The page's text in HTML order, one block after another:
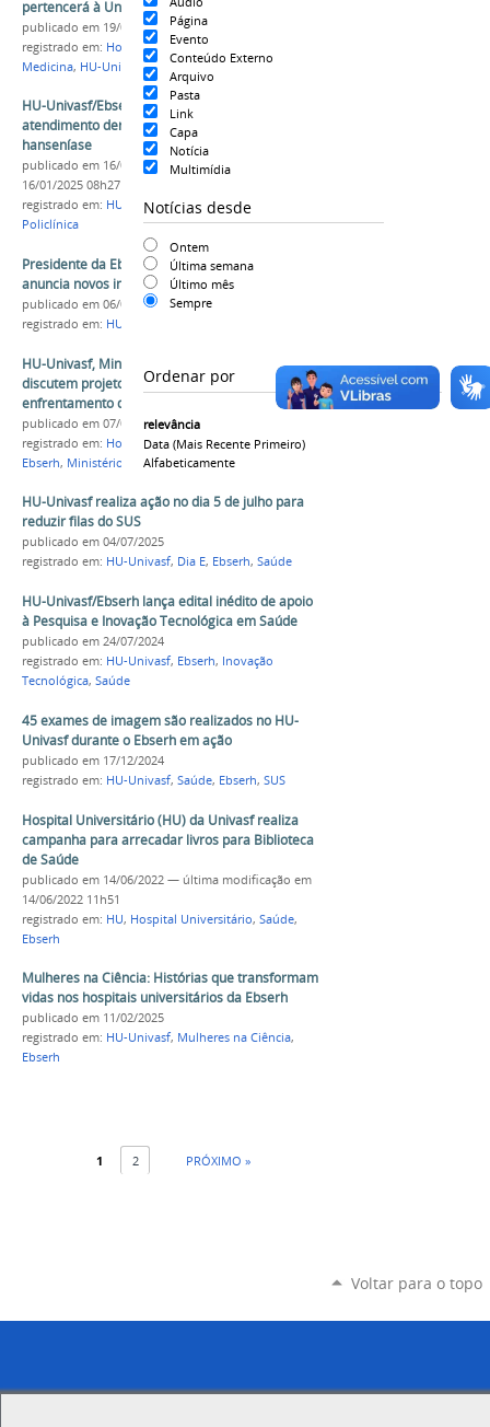
Página
Evento
Conteúdo Externo
Arquivo
Pasta
Link
Capa
Notícia
Multimídia
Notícias desde
Ontem
Última semana
Último mês
Sempre
Ordenar por
relevância
Data (mais Recente Primeiro)
Alfabeticamente
pertencerá à Univasf e terá gestão da Ebserh
publicado em 19/06/2024
registrado em: Hospital Universitário
Medicina, HU-Univasf,Ebserh
HU-Univasf/Ebserh realizará mutirão de
atendimento dermatológico para detecção da
hanseníase
publicado em 16/01/2025 — última modificação
16/01/2025 08h27
registrado em: HU-Univasf,Ebserh,Janeiro Roxo
Policlínica
Presidente da Ebserh visita HU-Univasf e
anuncia novos investimentos para a instituição
publicado em 06/02/2026
registrado em: HU-Univasf
HU-Univasf, Ministério da Saúde e Ebserh
discutem projetos para melhoria de fluxos e
enfrentamento da superlotação
publicado em 07/04/2025
registrado em: Hospital Universitário,HU-Univasf,
Ebserh, Ministério da Saúde
HU-Univasf realiza ação no dia 5 de julho para
reduzir filas do SUS
publicado em 04/07/2025
registrado em: HU-Univasf, Dia E, Ebserh, Saúde
HU-Univasf/Ebserh lança edital inédito de apoio
à Pesquisa e Inovação Tecnológica em Saúde
publicado em 24/07/2024
registrado em: HU-Univasf, Ebserh, Inovação
Tecnológica, Saúde
45 exames de imagem são realizados no HU-
Univasf durante o Ebserh em ação
publicado em 17/12/2024
registrado em: HU-Univasf, Saúde, Ebserh, SUS
Hospital Universitário (HU) da Univasf realiza
campanha para arrecadar livros para Biblioteca
de Saúde
publicado em 14/06/2022 — última modificação em
14/06/2022 11h51
registrado em: HU, Hospital Universitário, Saúde,
Ebserh
Mulheres na Ciência: Histórias que transformam
vidas nos hospitais universitários da Ebserh
publicado em 11/02/2025
registrado em: HU-Univasf, Mulheres na Ciência,
Ebserh
1 2 PRÓXIMO »
Voltar para o topo